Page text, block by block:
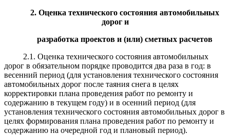
2. Оценка технического состояния автомобильных
дорог и
разработка проектов и (или) сметных расчетов
2.1. Оценка технического состояния автомобильных
дорог в обязательном порядке проводится два раза в год: в
весенний период (для установления технического состояния
автомобильных дорог после таяния снега в целях
корректировки плана проведения работ по ремонту и
содержанию в текущем году) и в осенний период (для
установления технического состояния автомобильных дорог в
целях формирования плана проведения работ по ремонту и
содержанию на очередной год и плановый период).